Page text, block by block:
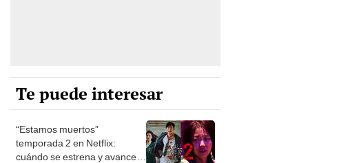
Te puede interesar
“Estamos muertos”
temporada 2 en Netflix:
cuándo se estrena y avances